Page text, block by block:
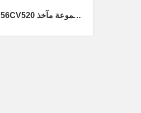
56CV520 مجموعة مآخذ
التبديل